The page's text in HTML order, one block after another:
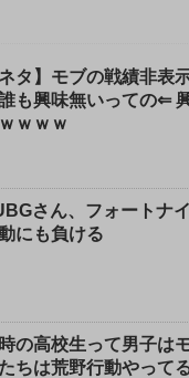
ネタ】モブの戦績非表
も興味無いっての⇐
ｗｗｗ
さん、フォートナ
にも負ける
の高校生って男子は
ちは荒野行動やって